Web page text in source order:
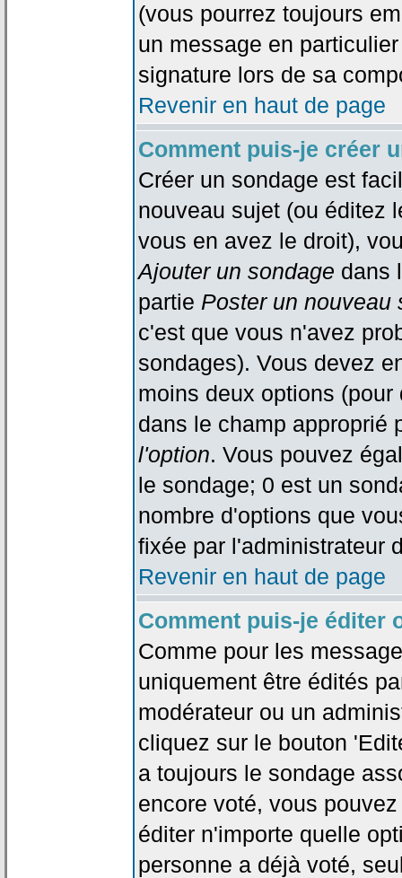
(vous pourrez toujours
un message en
signature lors de sa
Revenir en haut de page
Comment puis-je créer
Créer un sondage est
nouveau sujet (ou éditez
vous en avez le droit),
Ajouter un sondage dans
partie Poster un nouveau
c'est que vous n'avez
sondages). Vous devez
moins deux options
dans le champ
l'option. Vous pouvez
le sondage; 0 est un
nombre d'options que
fixée par l'administrateur
Revenir en haut de page
Comment puis-je éditer
Comme pour les
uniquement être édités
modérateur ou un
cliquez sur le bouton
a toujours le sondage
encore voté, vous
éditer n'importe quelle
personne a déjà voté,